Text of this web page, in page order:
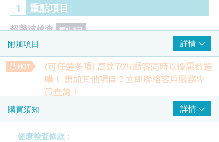
$100 AEON 禮券
1 重點項目
超聲波檢查 重點項目
前列腺超聲波- 只限男士
膀胱超聲波
甲狀腺超聲波
癌症指標 重點項目
前列腺癌抗原
癌胚抗原 (腸癌)
附加項目 詳情
(可任選多項) 高達70%顧客同時以優惠價選
購！ 想加其他項目？立即聯絡客戶服務專
員查詢！
癌症指標 - 肝癌 AFP
肝癌細胞的腫瘤標記為甲胎蛋白， 用以偵測早期肝癌， 有助
及早進行治療。
HK$400.0
購買須知 詳情
健康檢查條款：